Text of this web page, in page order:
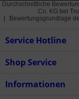
Durchschnittliche
Co. KG bei
Bewertungsgrundlage
Service Hotline
Shop Service
Informationen